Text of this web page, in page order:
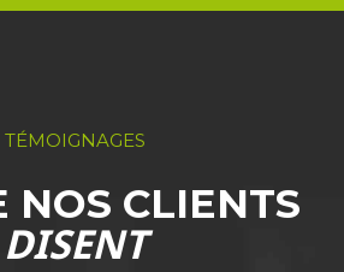
TÉMOIGNAGES
NOS CLIENTS
DISENT